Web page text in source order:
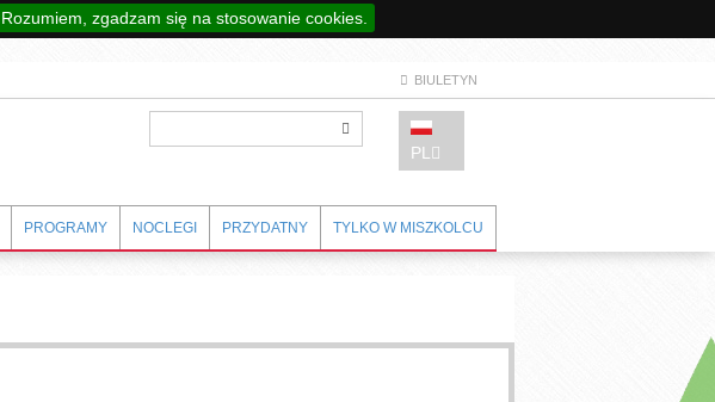
Rozumiem, zgadzam się na stosowanie cookies.
BIULETYN
PL
PROGRAMY NOCLEGI PRZYDATNY TYLKO W MISZKOLCU